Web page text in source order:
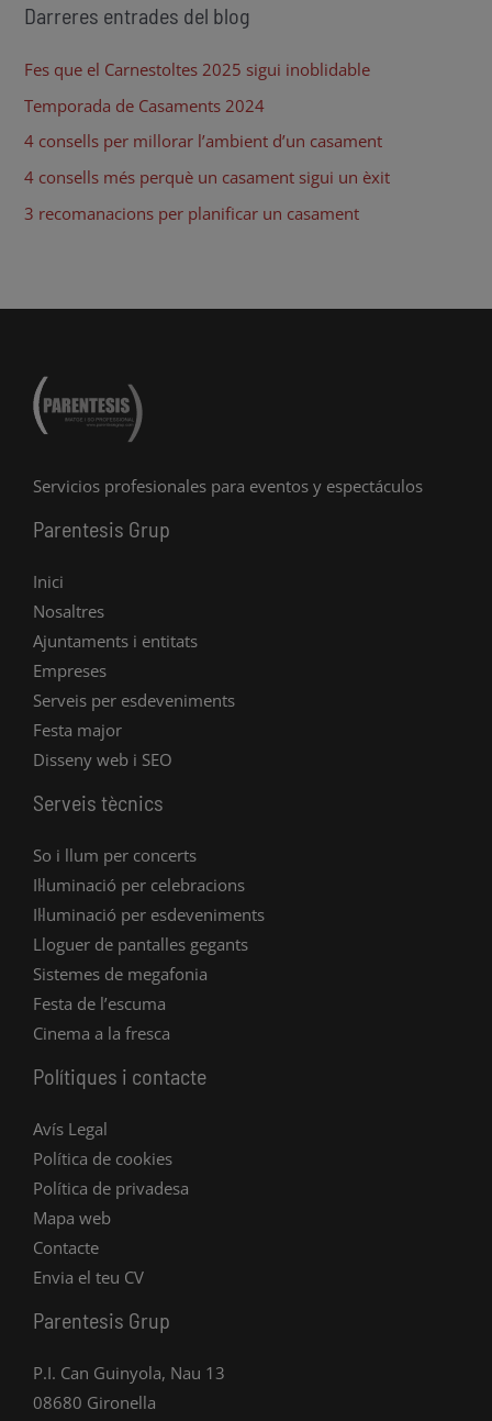
Darreres entrades del blog
Fes que el Carnestoltes 2025 sigui inoblidable
Temporada de Casaments 2024
4 consells per millorar l’ambient d’un casament
4 consells més perquè un casament sigui un èxit
3 recomanacions per planificar un casament
Servicios profesionales para eventos y espectáculos
Parentesis Grup
Inici
Nosaltres
Ajuntaments i entitats
Empreses
Serveis per esdeveniments
Festa major
Disseny web i SEO
Serveis tècnics
So i llum per concerts
Il·luminació per celebracions
Il·luminació per esdeveniments
Lloguer de pantalles gegants
Sistemes de megafonia
Festa de l’escuma
Cinema a la fresca
Polítiques i contacte
Avís Legal
Política de cookies
Política de privadesa
Mapa web
Contacte
Envia el teu CV
Parentesis Grup
P.I. Can Guinyola, Nau 13
08680 Gironella